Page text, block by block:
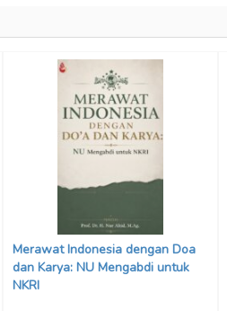
Merawat Indonesia dengan Doa
dan Karya: NU Mengabdi untuk
NKRI